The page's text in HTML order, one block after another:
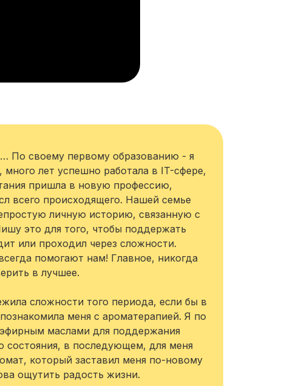
По своему первому образованию - я
лет успешно работала в IT-сфере,
пришла в новую профессию,
всего происходящего. Нашей семье
личную историю, связанную с
это для того, чтобы поддержать
или проходил через сложности.
помогают нам! Главное, никогда
в лучшее.
сложности того периода, если бы в
меня с ароматерапией. Я по
маслами для поддержания
состояния, в последующем, для меня
который заставил меня по-новому
ощутить радость жизни.